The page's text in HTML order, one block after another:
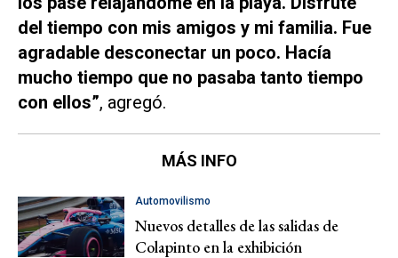
del tiempo con mis amigos y mi familia. Fue
agradable desconectar un poco. Hacía
mucho tiempo que no pasaba tanto tiempo
con ellos”, agregó.
MÁS INFO
Automovilismo
Nuevos detalles de las salidas de
Colapinto en la exhibición